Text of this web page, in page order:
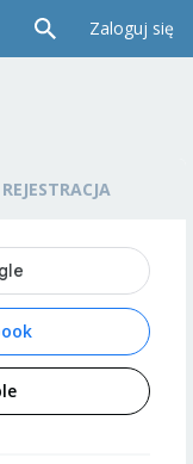
Zaloguj się
REJESTRACJA